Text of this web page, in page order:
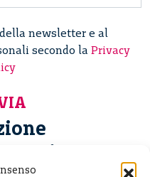
newsletter e al
secondo la Privacy
ETS